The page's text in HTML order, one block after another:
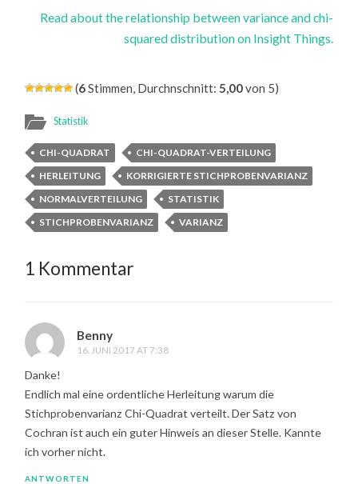
Read about the relationship between variance and chi-
squared distribution on Insight Things.
(6Stimmen, Durchnschnitt:5,00von 5)
Statistik
CHI-QUADRAT
CHI-QUADRAT-VERTEILUNG
HERLEITUNG
KORRIGIERTE STICHPROBENVARIANZ
NORMALVERTEILUNG
STATISTIK
STICHPROBENVARIANZ
VARIANZ
1 Kommentar
Benny
16. JUNI 2017 AT 7:38
Danke!
Endlich mal eine ordentliche Herleitung warum die
Stichprobenvarianz Chi-Quadrat verteilt. Der Satz von
Cochran ist auch ein guter Hinweis an dieser Stelle. Kannte
ich vorher nicht.
ANTWORTEN